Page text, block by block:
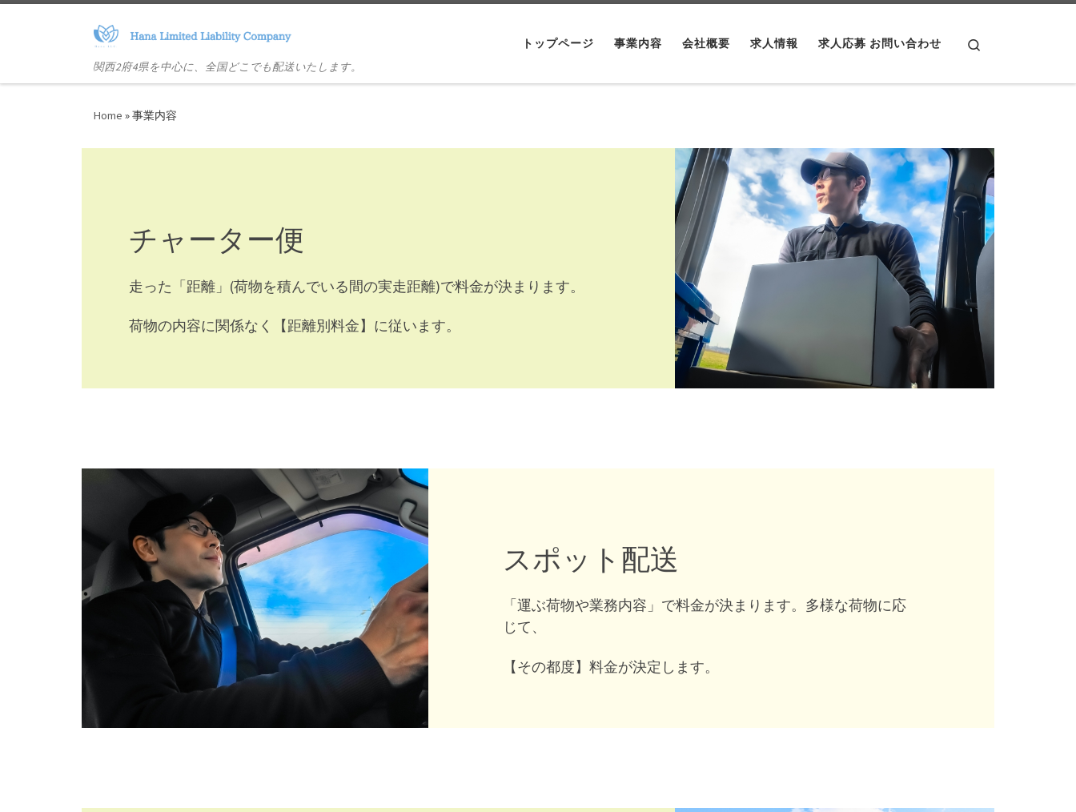
Skip to content
関西2府4県を中心に、全国どこでも配送いたします。
トップページ 事業内容 会社概要 求人情報 求人応募 お問い合わせ
Home »事業内容
チャーター便
走った「距離」(荷物を積んでいる間の実走距離)で料金が決まります。
荷物の内容に関係なく【距離別料金】に従います。
スポット配送
「運ぶ荷物や業務内容」で料金が決まります。多様な荷物に応
じて、
【その都度】料金が決定します。